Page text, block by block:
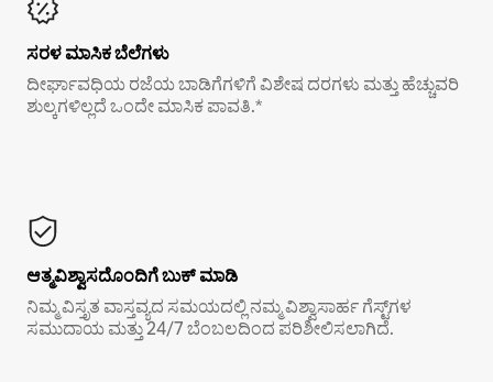
ಸರಳ ಮಾಸಿಕ ಬೆಲೆಗಳು
ದೀರ್ಘಾವಧಿಯ ರಜೆಯ ಬಾಡಿಗೆಗಳಿಗೆ ವಿಶೇಷ ದರಗಳು ಮತ್ತು ಹೆಚ್ಚುವರಿ
ಶುಲ್ಕಗಳಿಲ್ಲದೆ ಒಂದೇ ಮಾಸಿಕ ಪಾವತಿ.*
ಆತ್ಮವಿಶ್ವಾಸದೊಂದಿಗೆ ಬುಕ್ ಮಾಡಿ
ನಿಮ್ಮ ವಿಸ್ತೃತ ವಾಸ್ತವ್ಯದ ಸಮಯದಲ್ಲಿ ನಮ್ಮ ವಿಶ್ವಾಸಾರ್ಹ ಗೆಸ್ಟ್‌ಗಳ
ಸಮುದಾಯ ಮತ್ತು 24/7 ಬೆಂಬಲದಿಂದ ಪರಿಶೀಲಿಸಲಾಗಿದೆ.